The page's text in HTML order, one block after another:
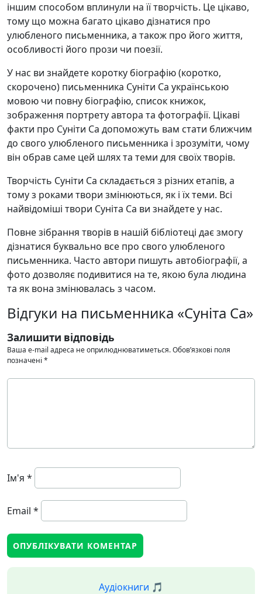
іншим способом вплинули на її творчість. Це цікаво,
тому що можна багато цікаво дізнатися про
улюбленого письменника, а також про його життя,
особливості його прози чи поезії.
У нас ви знайдете коротку біографію (коротко,
скорочено) письменника Суніти Са українською
мовою чи повну біографію, список книжок,
зображення портрету автора та фотографії. Цікаві
факти про Суніти Са допоможуть вам стати ближчим
до свого улюбленого письменника і зрозуміти, чому
він обрав саме цей шлях та теми для своїх творів.
Творчість Суніти Са складається з різних етапів, а
тому з роками твори змінюються, як і їх теми. Всі
найвідоміші твори Суніта Са ви знайдете у нас.
Повне зібрання творів в нашій бібліотеці дає змогу
дізнатися буквально все про свого улюбленого
письменника. Часто автори пишуть автобіографії, а
фото дозволяє подивитися на те, якою була людина
та як вона змінювалась з часом.
Відгуки на письменника «Суніта Са»
Залишити відповідь
Ваша e-mail адреса не оприлюднюватиметься.Обов’язкові поля
позначені *
Ім'я *
Email *
Аудіокниги 🎵